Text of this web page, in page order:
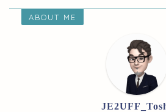
ABOUT ME